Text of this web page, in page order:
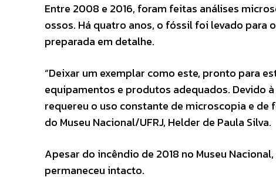
Entre 2008 e 2016, foram feitas análises
ossos. Há quatro anos, o fóssil foi levado para
preparada em detalhe.
“Deixar um exemplar como este, pronto para
equipamentos e produtos adequados. Devido
requereu o uso constante de microscopia e
do Museu Nacional/UFRJ, Helder de Paula Silva.
Apesar do incêndio de 2018 no Museu
permaneceu intacto.